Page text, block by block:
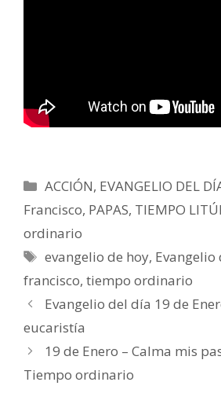
Categorías
ACCIÓN, EVANGELIO DEL
Francisco, PAPAS, TIEMPO
ordinario
Etiquetas
evangelio de hoy, Evangelio
francisco, tiempo ordinario
Evangelio del día 19 de
eucaristía
19 de Enero – Calma mis
Tiempo ordinario